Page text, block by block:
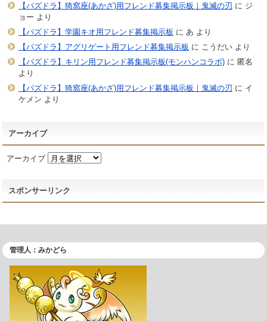
【パズドラ】猗窩座(あかざ)用フレンド募集掲示板｜鬼滅の刃 に ジ
ョー より
【パズドラ】学園キオ用フレンド募集掲示板 に あ より
【パズドラ】アグリゲート用フレンド募集掲示板 に こうだいより
【パズドラ】キリン用フレンド募集掲示板(モンハンコラボ)に 匿名
より
【パズドラ】猗窩座(あかざ)用フレンド募集掲示板｜鬼滅の刃 に イ
ケメン より
アーカイブ
アーカイブ
スポンサーリンク
管理人：みかどら